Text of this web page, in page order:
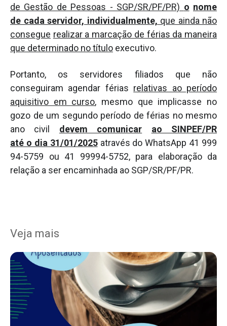
de Gestão de Pessoas - SGP/SR/PF/PR) o nome
de cada servidor, individualmente, que ainda não
consegue realizar a marcação de férias da maneira
que determinado no título executivo.
Portanto, os servidores filiados que não
conseguiram agendar férias relativas ao período
aquisitivo em curso, mesmo que implicasse no
gozo de um segundo período de férias no mesmo
ano civil devem comunicar
ao SINPEF/PR
até o dia 31/01/2025 através do WhatsApp 41 999
94-5759 ou 41 99994-5752, para elaboração da
relação a ser encaminhada ao SGP/SR/PF/PR.
Veja mais